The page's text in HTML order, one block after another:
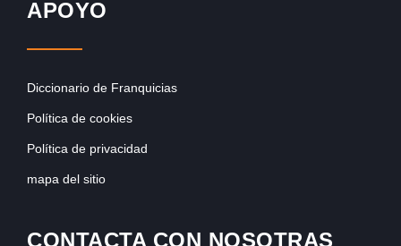
APOYO
Diccionario de Franquicias
Política de cookies
Política de privacidad
mapa del sitio
CONTACTA CON NOSOTRAS